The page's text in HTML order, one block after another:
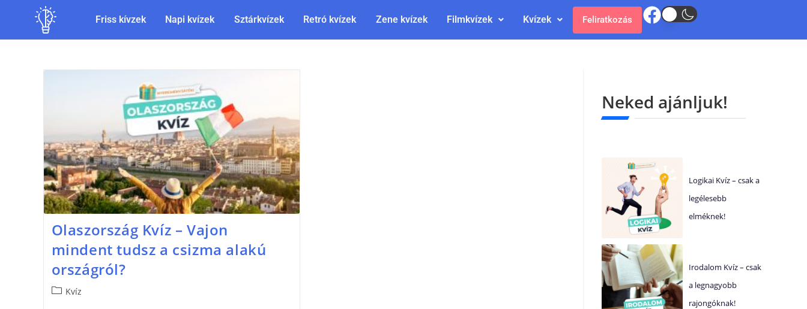
Friss kívzek Napi kvízek Sztárkvízek Retró kvízek Zene kvízek Filmkvízek Kvízek Feliratkozás
Olaszország Kvíz – Vajon
mindent tudsz a csizma alakú
országról?
Kvíz
Neked ajánljuk!
Logikai Kvíz – csak a
legélesebb
elméknek!
Irodalom Kvíz – csak
a legnagyobb
rajongóknak!